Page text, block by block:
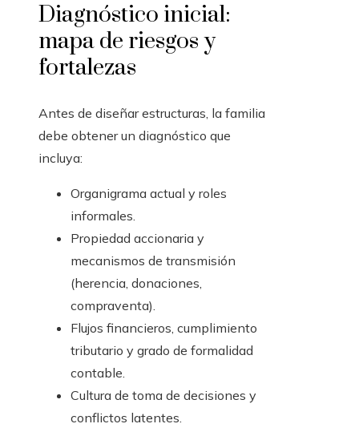
Diagnóstico inicial:
mapa de riesgos y
fortalezas
Antes de diseñar estructuras, la familia
debe obtener un diagnóstico que
incluya:
Organigrama actual y roles
informales.
Propiedad accionaria y
mecanismos de transmisión
(herencia, donaciones,
compraventa).
Flujos financieros, cumplimiento
tributario y grado de formalidad
contable.
Cultura de toma de decisiones y
conflictos latentes.